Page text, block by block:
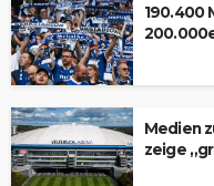
190.400
Medien
zeige